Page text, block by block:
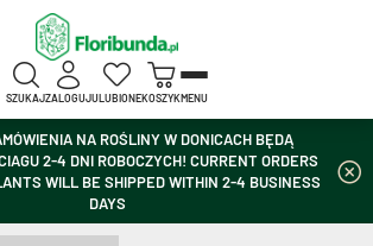
NA ROŚLINY W DONICACH BĘDĄ
2-4 DNI ROBOCZYCH! CURRENT ORDERS
WILL BE SHIPPED WITHIN 2-4 BUSINESS
DAYS
SZUKAJZALOGUJULUBIONEKOSZYKMENU